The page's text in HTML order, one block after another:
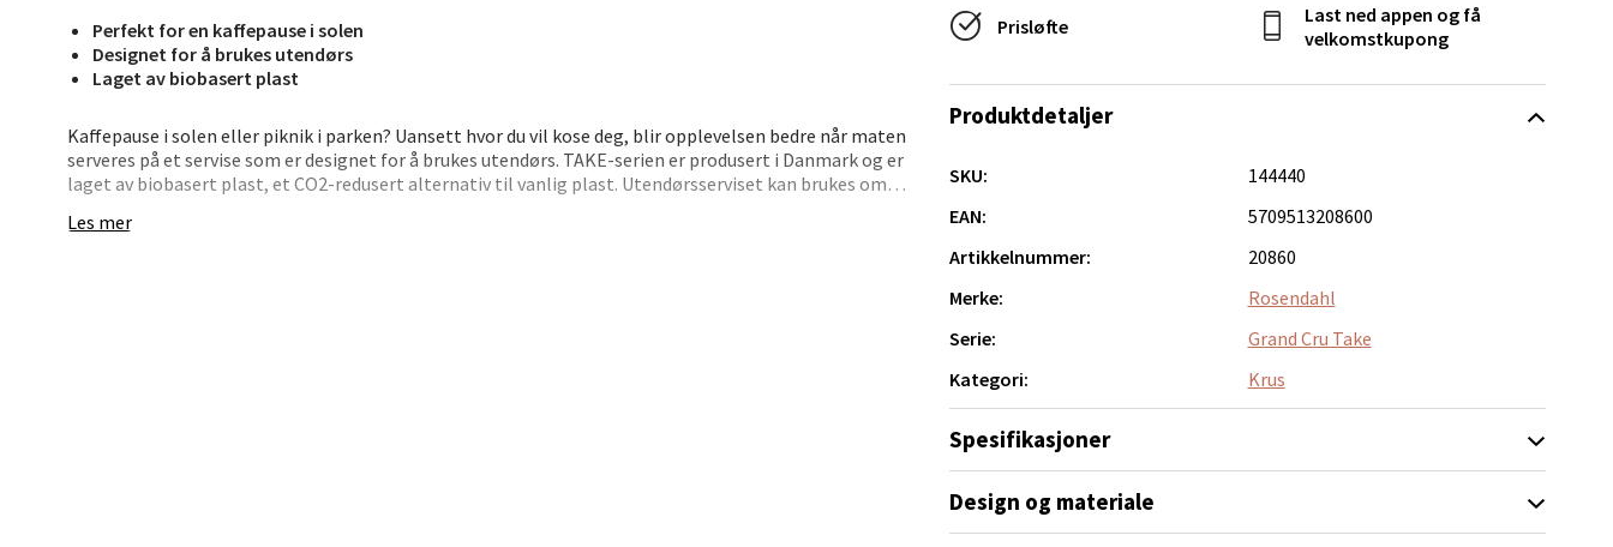
Perfekt for en kaffepause i solen
Designet for å brukes utendørs
Laget av biobasert plast
Kaffepause i solen eller piknik i parken? Uansett hvor du vil kose deg, blir opplevelsen bedre når maten
serveres på et servise som er designet for å brukes utendørs. TAKE-serien er produsert i Danmark og er
laget av biobasert plast, et CO2-redusert alternativ til vanlig plast. Utendørsserviset kan brukes om
størrelser, en bolle og et krus som kan brukes til både kalde og varme drikker.
Les mer
Prisløfte
Last ned appen og få
velkomstkupong
Produktdetaljer
SKU:
144440
EAN:
5709513208600
Artikkelnummer:
20860
Merke:
Rosendahl
Serie:
Grand Cru Take
Kategori:
Krus
Spesifikasjoner
Design og materiale
0 i butikk
Velg